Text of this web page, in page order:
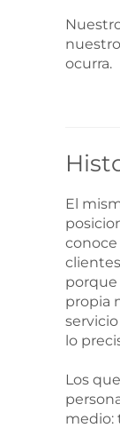
ocurra.
El
porque
propia
lo
Los
medio: